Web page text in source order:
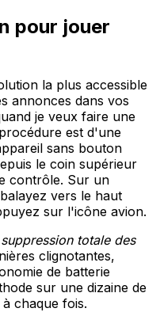
pour jouer
la plus accessible
annonces dans vos
je veux faire une
est d'une
sans bouton
le coin supérieur
contrôle. Sur un
vers le haut
sur l'icône avion.
suppression totale des
clignotantes,
de batterie
sur une dizaine de
chaque fois.